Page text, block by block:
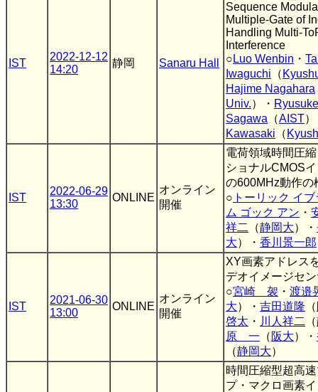
IST
2022-12-12
14:20
静岡 Sanaru Hall
Sequence
Multiple-Gate of
Handling Multi-
Interference
○ Luo Wenbin ・
Iwaguchi （
Hajime Nagahara
Univ.）・ Ryusuke
Sagawa （AIST
Kawasaki （
IST
2022-06-29
13:30
ONLINE
オンライン
開催
電荷領域時間圧
ショナルCMOS
の600MHz動作の
○ トーリック イ
ム ゴック アン ・
祥二
（静岡大）・
大）・ 香川景一郎
IST
2021-06-30
13:00
ONLINE
オンライン
開催
XY画素アドレス
デオイメージセ
○宮崎 袈 ・ 渡邉
大）・ 吉田道隆 （
啓太 ・ 川人祥二 （
原 一 （ 阪大）・
（静岡大）
時間圧縮型超高
プ・マクロ画素